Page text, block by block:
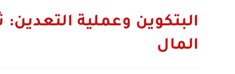
البتكوين وعملية
المال